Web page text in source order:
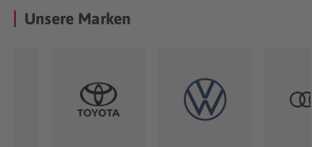
Unsere Marken